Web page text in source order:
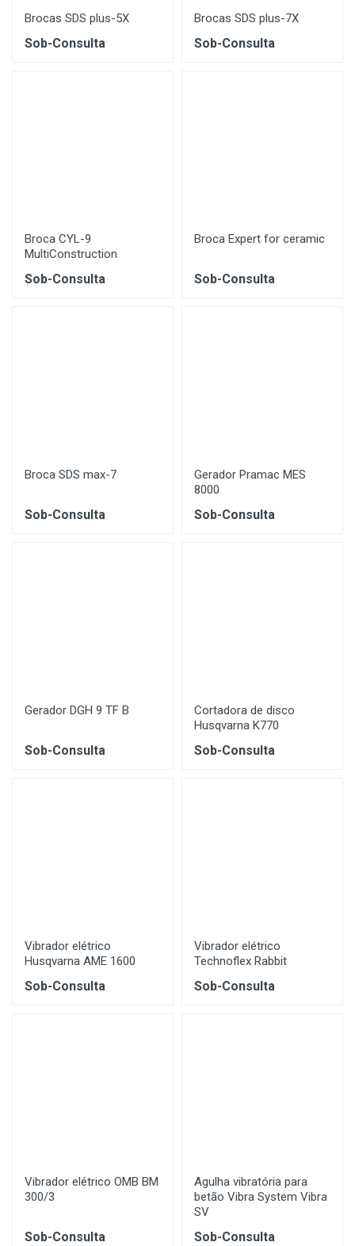
Brocas SDS plus-5X
Sob-Consulta
Brocas SDS plus-7X
Sob-Consulta
Broca CYL-9
MultiConstruction
Sob-Consulta
Broca Expert for ceramic
Sob-Consulta
Broca SDS max-7
Sob-Consulta
Gerador Pramac MES
8000
Sob-Consulta
Gerador DGH 9 TF B
Sob-Consulta
Cortadora de disco
Husqvarna K770
Sob-Consulta
Vibrador elétrico
Husqvarna AME 1600
Sob-Consulta
Vibrador elétrico
Technoflex Rabbit
Sob-Consulta
Vibrador elétrico OMB BM
300/3
Sob-Consulta
Agulha vibratória para
betão Vibra System Vibra
SV
Sob-Consulta